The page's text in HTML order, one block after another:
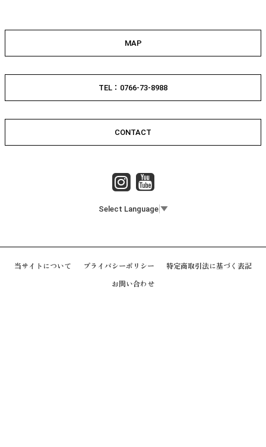
MAP
TEL：0766-73-8988
CONTACT
Select Language ▼
当サイトについて プライバシーポリシー 特定商取引法に基づく表記
お問い合わせ